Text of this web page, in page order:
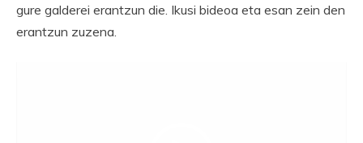
gure galderei erantzun die. Ikusi bideoa eta esan zein den
erantzun zuzena.